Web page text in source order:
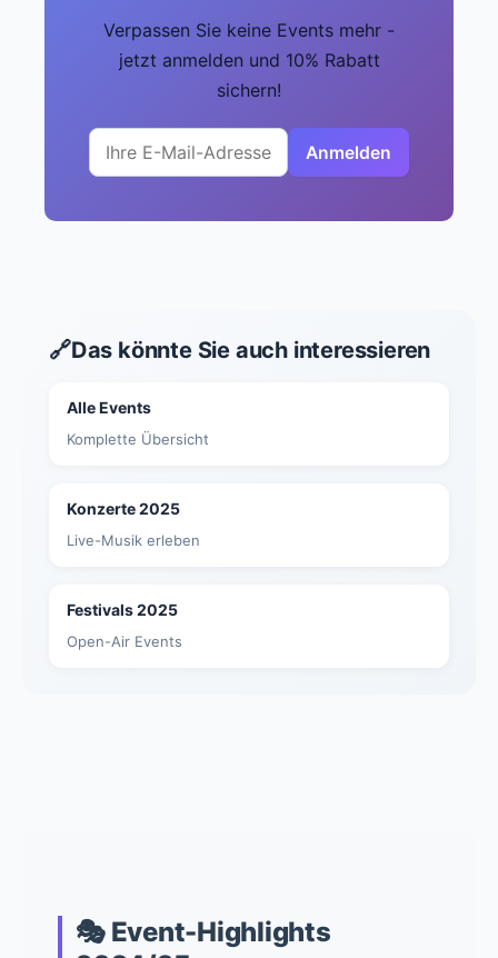
Verpassen Sie keine Events mehr -
jetzt anmelden und 10% Rabatt
sichern!
Anmelden
🔗Das könnte Sie auch interessieren
Alle Events
Komplette Übersicht
Konzerte 2025
Live-Musik erleben
Festivals 2025
Open-Air Events
🎭 Event-Highlights